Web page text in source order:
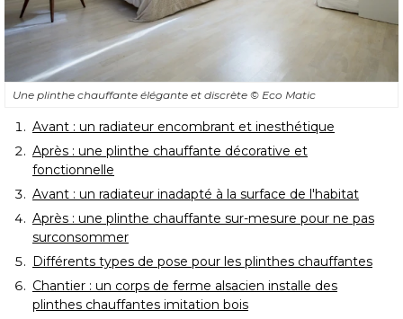
Une plinthe chauffante élégante et discrète © Eco Matic
Avant : un radiateur encombrant et inesthétique
Après : une plinthe chauffante décorative et
fonctionnelle
Avant : un radiateur inadapté à la surface de l'habitat
Après : une plinthe chauffante sur-mesure pour ne pas
surconsommer
Différents types de pose pour les plinthes chauffantes
Chantier : un corps de ferme alsacien installe des
plinthes chauffantes imitation bois